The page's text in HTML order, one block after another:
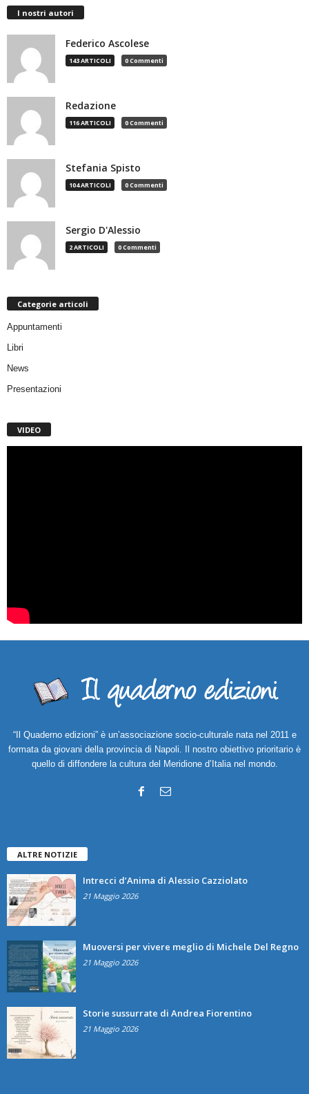
I nostri autori
Federico Ascolese
143 ARTICOLI 0 Commenti
Redazione
116 ARTICOLI 0 Commenti
Stefania Spisto
104 ARTICOLI 0 Commenti
Sergio D'Alessio
2 ARTICOLI 0 Commenti
Categorie articoli
Appuntamenti
Libri
News
Presentazioni
VIDEO
“Il Quaderno edizioni” è un’associazione socio-culturale nata nel 2011 e
formata da giovani della provincia di Napoli. Il nostro obiettivo prioritario è
quello di diffondere la cultura del Meridione d’Italia nel mondo.
ALTRE NOTIZIE
Intrecci d’Anima di Alessio Cazziolato
21 Maggio 2026
Muoversi per vivere meglio di Michele Del Regno
21 Maggio 2026
Storie sussurrate di Andrea Fiorentino
21 Maggio 2026